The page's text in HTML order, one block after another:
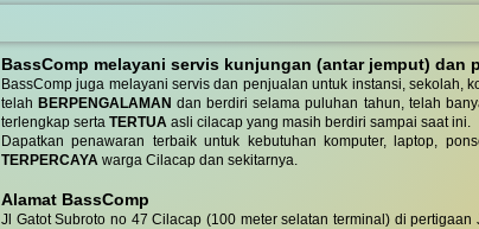
BassComp melayani servis kunjungan (antar jemput) dan
BassComp juga melayani servis dan penjualan untuk instansi, sekolah,
telah BERPENGALAMAN dan berdiri selama puluhan tahun, telah
terlengkap serta TERTUA asli cilacap yang masih berdiri sampai saat ini.
Dapatkan penawaran terbaik untuk kebutuhan komputer, laptop,
TERPERCAYA warga Cilacap dan sekitarnya.
Alamat BassComp
Jl Gatot Subroto no 47 Cilacap (100 meter selatan terminal) di